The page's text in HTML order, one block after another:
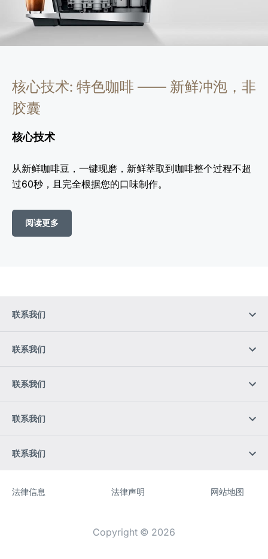
核心技术: 特色咖啡 —— 新鲜冲泡，非
胶囊
核心技术
从新鲜咖啡豆，一键现磨，新鲜萃取到咖啡整个过程不超
过60秒，且完全根据您的口味制作。
阅读更多
联系我们
联系我们
联系我们
联系我们
联系我们
网
[Website
法律信息 法律声明 网站地图
Copyright © 2026